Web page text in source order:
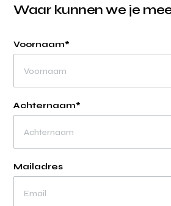
Waar kunnen we je
Voornaam*
Achternaam*
Mailadres